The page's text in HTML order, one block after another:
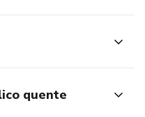
quente